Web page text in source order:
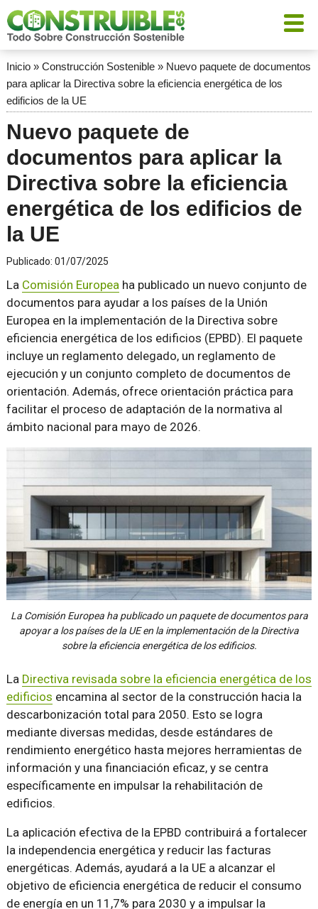
Inicio» Construcción Sostenible» Nuevo paquete de documentos
para aplicar la Directiva sobre la eficiencia energética de los
edificios de la UE
Nuevo paquete de
documentos para aplicar la
Directiva sobre la eficiencia
energética de los edificios de
la UE
Publicado: 01/07/2025
La Comisión Europeaha publicado un nuevo conjunto de
documentos para ayudar a los países de la Unión
Europea en la implementación de la Directiva sobre
eficiencia energética de los edificios (EPBD). El paquete
incluye un reglamento delegado, un reglamento de
ejecución y un conjunto completo de documentos de
orientación. Además, ofrece orientación práctica para
facilitar el proceso de adaptación de la normativa al
ámbito nacional para mayo de 2026.
La Comisión Europea ha publicado un paquete de documentos para
apoyar a los países de la UE en la implementación de la Directiva
sobre la eficiencia energética de los edificios.
La Directiva revisada sobre la eficiencia energética de los
edificios encamina al sector de la construcción hacia la
descarbonización total para 2050. Esto se logra
mediante diversas medidas, desde estándares de
rendimiento energético hasta mejores herramientas de
información y una financiación eficaz, y se centra
específicamente en impulsar la rehabilitación de
edificios.
La aplicación efectiva de la EPBD contribuirá a fortalecer
la independencia energética y reducir las facturas
energéticas. Además, ayudará a la UE a alcanzar el
objetivo de eficiencia energética de reducir el consumo
de energía en un 11,7% para 2030 y a impulsar la